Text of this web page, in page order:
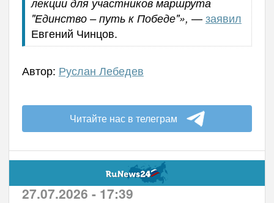
"Единство – путь к Победе"», —заявил
Евгений Чинцов.
Автор: Руслан Лебедев
Читайте нас в телеграм
27.07.2026 - 17:39